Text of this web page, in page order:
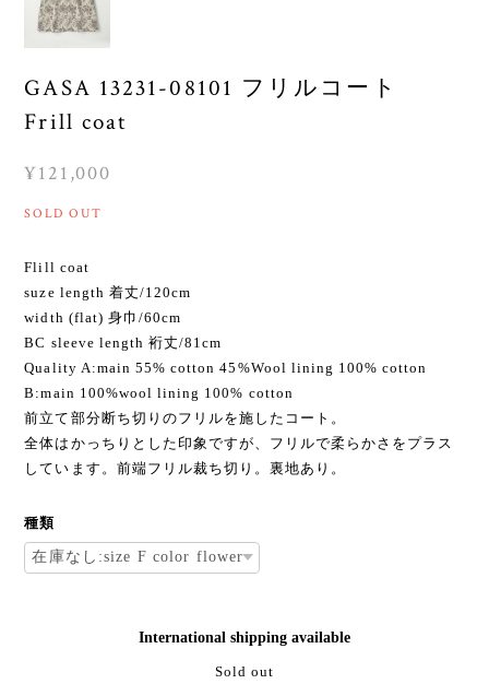
GASA 13231-08101 フリルコート
Frill coat
¥121,000
SOLD OUT
Flill coat
suze length 着丈/120cm
width (flat) 身巾/60cm
BC sleeve length 裄丈/81cm
Quality A:main 55% cotton 45%Wool lining 100% cotton
B:main 100%wool lining 100% cotton
前立て部分断ち切りのフリルを施したコート。
全体はかっちりとした印象ですが、フリルで柔らかさをプラス
しています。前端フリル裁ち切り。裏地あり。
種類
International shipping available
Sold out